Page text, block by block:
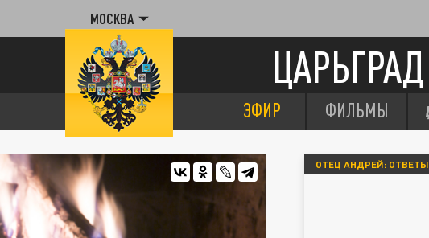
МОСКВА
ЦАРЬГРАД
ЭФИР ФИЛЬМЫ
ОТЕЦ АНДРЕЙ: ОТВЕТЫ